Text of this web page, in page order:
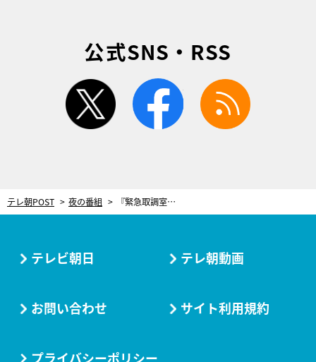
公式SNS・RSS
twitter facebook
テレ朝POST 夜の番組 『緊急取調室』に今井悠貴がゲスト出演！天海祐希から受けた意外なアドバイスとは？
テレビ朝日 テレ朝動画
お問い合わせ サイト利用規約
プライバシーポリシー